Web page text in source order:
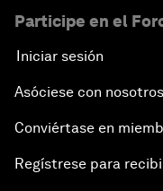
Participe en el
Iniciar sesión
Asóciese con nosotros
Conviértase en
Regístrese para